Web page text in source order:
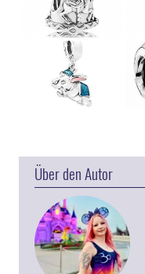
Über den Autor